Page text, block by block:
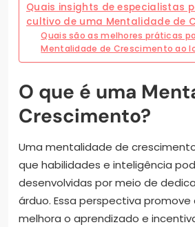
Quais insights de especialistas
cultivo de uma Mentalidade de
Quais são as melhores práticas
Mentalidade de Crescimento ao
O que é uma
Crescimento?
Uma mentalidade de
que habilidades e inteligência
desenvolvidas por meio de
árduo. Essa perspectiva promove
melhora o aprendizado e